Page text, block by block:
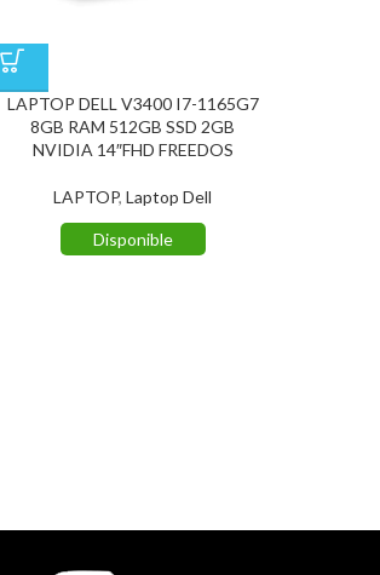
LAPTOP DELL V3400 I7-1165G7
8GB RAM 512GB SSD 2GB
NVIDIA 14″FHD FREEDOS
LAPTOP, Laptop Dell
Disponible